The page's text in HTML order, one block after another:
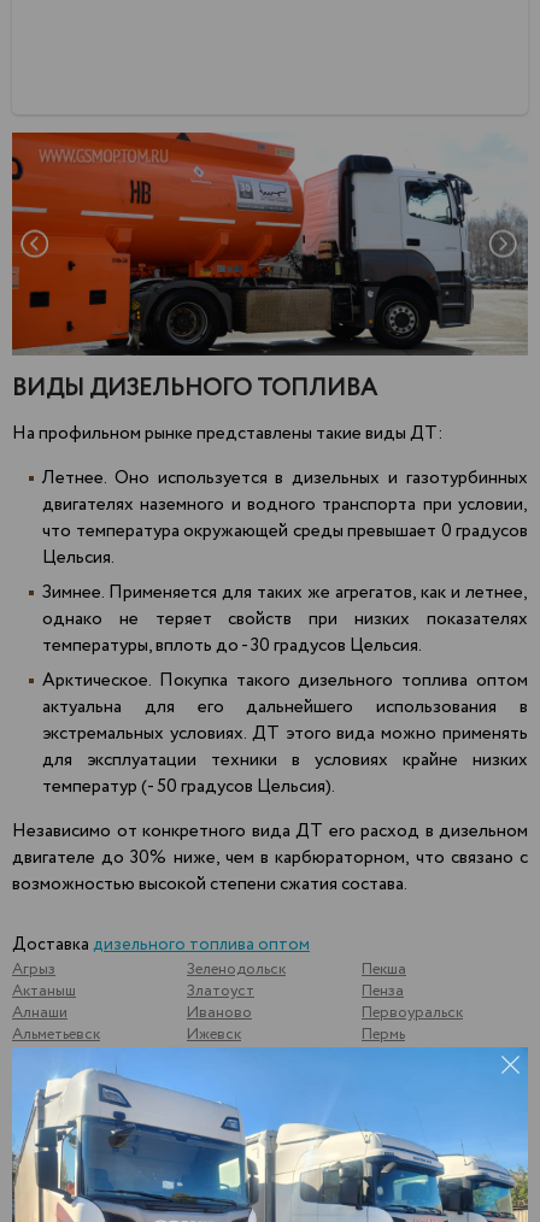
ВИДЫ ДИЗЕЛЬНОГО ТОПЛИВА
На профильном рынке представлены такие виды ДТ:
Летнее. Оно используется в дизельных и газотурбинных
двигателях наземного и водного транспорта при условии,
что температура окружающей среды превышает 0 градусов
Цельсия.
Зимнее. Применяется для таких же агрегатов, как и летнее,
однако не теряет свойств при низких показателях
температуры, вплоть до - 30 градусов Цельсия.
Арктическое. Покупка такого дизельного топлива оптом
актуальна для его дальнейшего использования в
экстремальных условиях. ДТ этого вида можно применять
для эксплуатации техники в условиях крайне низких
температур (- 50 градусов Цельсия).
Независимо от конкретного вида ДТ его расход в дизельном
двигателе до 30% ниже, чем в карбюраторном, что связано с
возможностью высокой степени сжатия состава.
Доставка дизельного топлива оптом
Агрыз
Актаныш
Алнаши
Альметьевск
Арзамас
Арск
Арти
Архангельск
Аша
Бавлы
Бакуры
Зеленодольск
Златоуст
Иваново
Ижевск
Калининск
Калуга
Камышлов
Катайск
Кемь
Киржач
Пекша
Пенза
Первоуральск
Пермь
Полевской
Почеп
Починки
Псков